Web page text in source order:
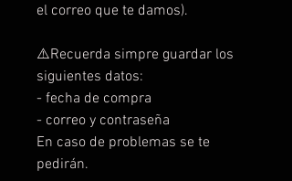
el correo que te damos).
⚠️Recuerda simpre guardar los
siguientes datos:
- fecha de compra
- correo y contraseña
En caso de problemas se te
pedirán.